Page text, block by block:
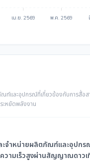
เม.ย. 2569 พ.ค. 2569
ะอุปกรณ์ที่เกี่ยวข้องกับการสื่อสาร
ะหยัดพลังงาน
ะจำหน่ายผลิตภัณฑ์และอุปก
วามเร็วสูงผ่านสัญญาณดาว